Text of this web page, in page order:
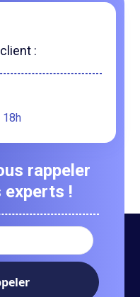
:
18h
rappeler
experts !
: